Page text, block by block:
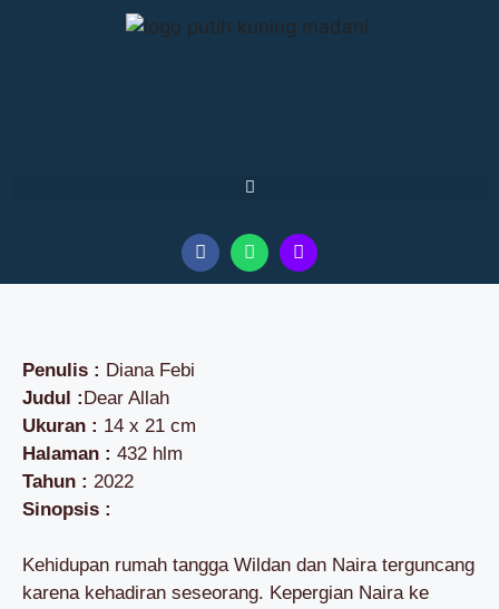
Penulis : Diana Febi
Judul :Dear Allah
Ukuran : 14 x 21 cm
Halaman : 432 hlm
Tahun : 2022
Sinopsis :
Kehidupan rumah tangga Wildan dan Naira terguncang
karena kehadiran seseorang. Kepergian Naira ke